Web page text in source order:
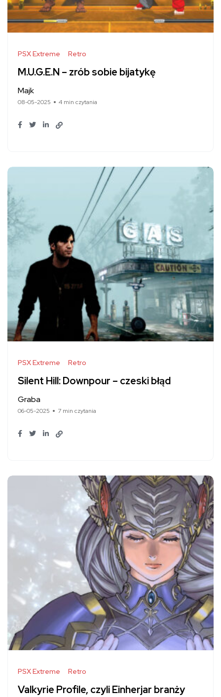
PSX Extreme Retro
M.U.G.E.N – zrób sobie bijatykę
Majk
08-05-2025 4 min czytania
PSX Extreme Retro
Silent Hill: Downpour – czeski błąd
Graba
06-05-2025 7 min czytania
PSX Extreme Retro
Valkyrie Profile, czyli Einherjar branży